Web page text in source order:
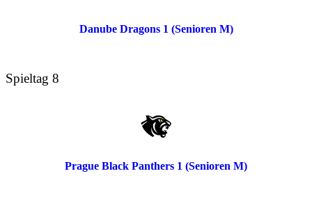
Danube Dragons 1 (Senioren M)
Spieltag 8
Prague Black Panthers 1 (Senioren M)